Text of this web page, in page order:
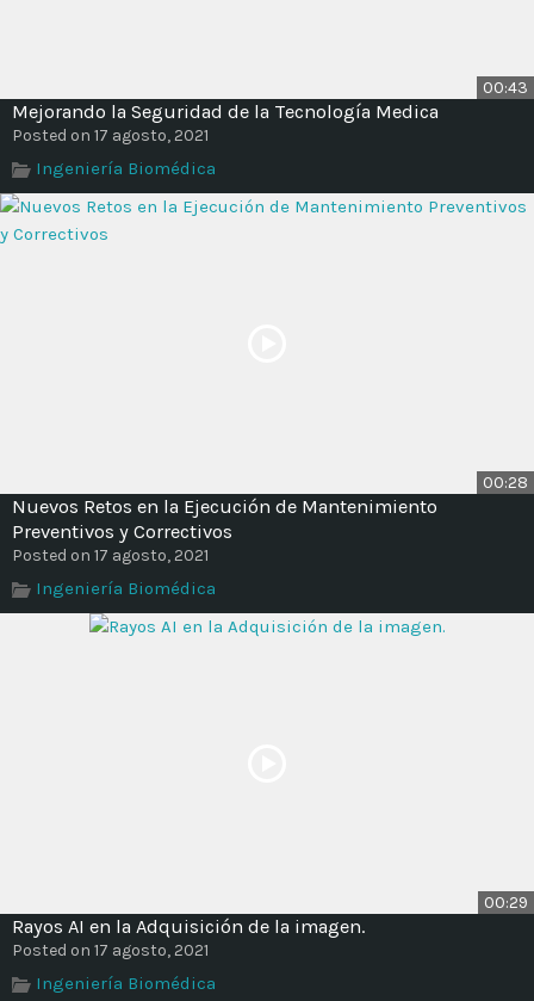
00:43
Mejorando la Seguridad de la Tecnología Medica
Posted on 17 agosto, 2021
Ingeniería Biomédica
00:28
Nuevos Retos en la Ejecución de Mantenimiento
Preventivos y Correctivos
Posted on 17 agosto, 2021
Ingeniería Biomédica
00:29
Rayos AI en la Adquisición de la imagen.
Posted on 17 agosto, 2021
Ingeniería Biomédica